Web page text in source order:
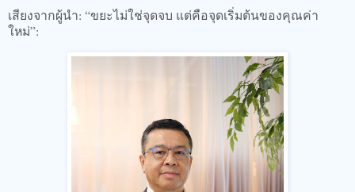
เสียงจากผู้นำ: “ขยะไม่ใช่จุดจบ แต่คือจุดเริ่มต้นของคุณค่า
ใหม่”: